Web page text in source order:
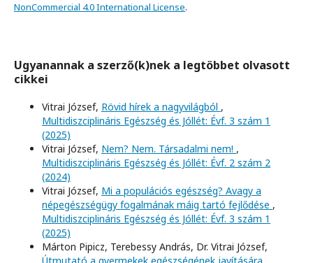
NonCommercial 4.0 International License.
Ugyanannak a szerző(k)nek a legtöbbet olvasott
cikkei
Vitrai József, Rövid hírek a nagyvilágból ,
Multidiszciplináris Egészség és Jóllét: Évf. 3 szám 1
(2025)
Vitrai József, Nem? Nem. Társadalmi nem! ,
Multidiszciplináris Egészség és Jóllét: Évf. 2 szám 2
(2024)
Vitrai József, Mi a populációs egészség? Avagy a
népegészségügy fogalmának máig tartó fejlődése ,
Multidiszciplináris Egészség és Jóllét: Évf. 3 szám 1
(2025)
Márton Pipicz, Terebessy András, Dr. Vitrai József,